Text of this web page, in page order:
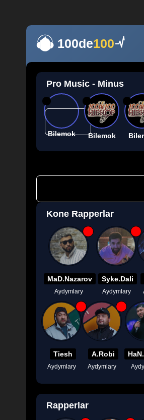
100de100
Pro Music - Minus
Bilemok Bilemok
Kone Rapperlar
MaD.Nazarov
Aydymlary
Syke.Dali
Aydymlary
Tiesh
Aydymlary
A.Robi
Aydymlary
Rapperlar